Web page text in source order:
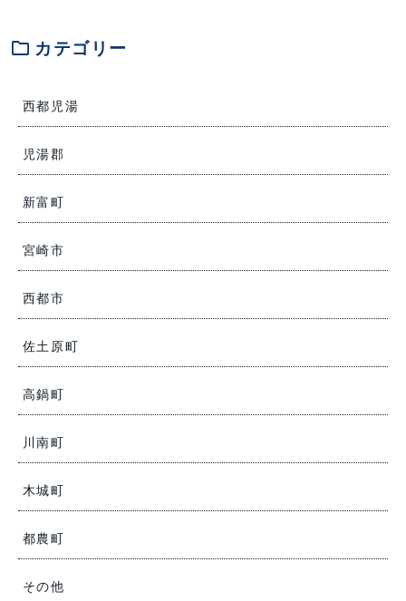
folder カテゴリー
西都児湯
児湯郡
新富町
宮崎市
西都市
佐土原町
高鍋町
川南町
木城町
都農町
その他